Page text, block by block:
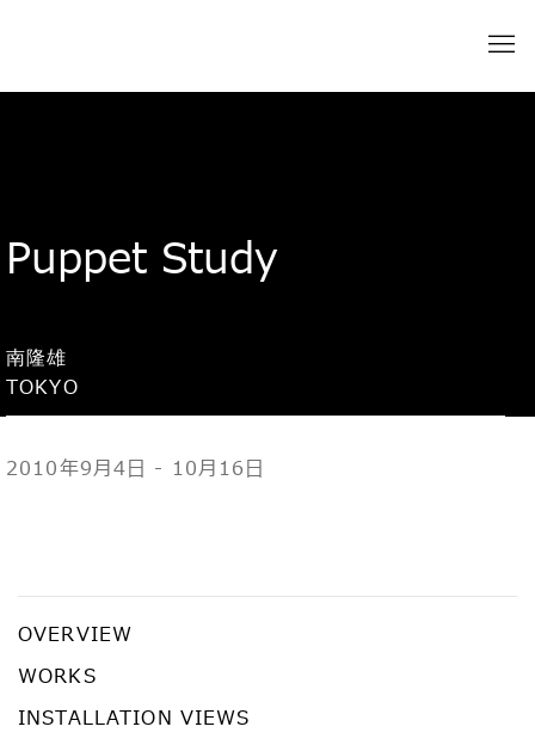
Puppet Study
南隆雄
TOKYO
2010年9月4日 - 10月16日
南隆雄
OVERVIEW
WORKS
INSTALLATION VIEWS